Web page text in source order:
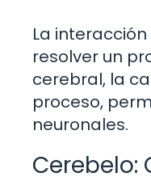
La
resolver un
cerebral, la
proceso,
neuronales.
Cerebelo: